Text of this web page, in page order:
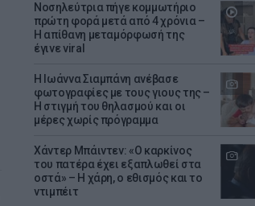
Νοσηλεύτρια πήγε κομμωτήριο
πρώτη φορά μετά από 4 χρόνια –
Η απίθανη μεταμόρφωσή της
έγινε viral
H Ιωάννα Σιαμπάνη ανέβασε
φωτογραφίες με τους γιους της –
Η στιγμή του θηλασμού και οι
μέρες χωρίς πρόγραμμα
Χάντερ Μπάιντεν: «Ο καρκίνος
του πατέρα έχει εξαπλωθεί στα
οστά» – Η χάρη, ο εθισμός και το
ντιμπέιτ